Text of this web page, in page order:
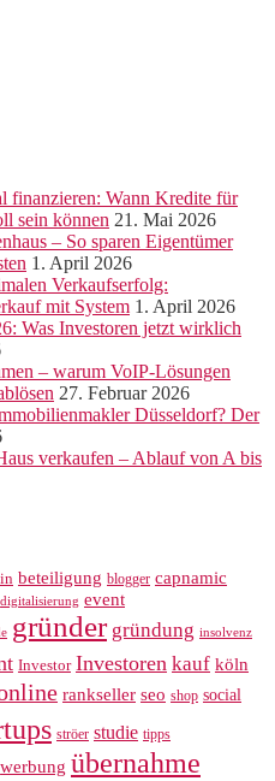
finanzieren: Wann Kredite für
sein können 21. Mai 2026
– So sparen Eigentümer
1. April 2026
Verkaufserfolg:
mit System 1. April 2026
Was Investoren jetzt wirklich
– warum VoIP-Lösungen
27. Februar 2026
Düsseldorf? Der
verkaufen – Ablauf von A bis
beteiligung blogger capnamic
digitalisierung event
gründer gründung insolvenz
Investor Investoren kauf köln
rankseller seo shop social
ströer studie tipps
werbung übernahme